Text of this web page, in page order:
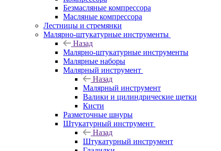
Безмасляные компрессора
Масляные компрессора
Лестницы и стремянки
Малярно-штукатурные инструменты
Назад
Малярно-штукатурные инструменты
Малярные наборы
Малярный инструмент
Назад
Малярный инструмент
Валики и цилиндрические щетки
Кисти
Разметочные шнуры
Штукатурный инструмент
Назад
Штукатурный инструмент